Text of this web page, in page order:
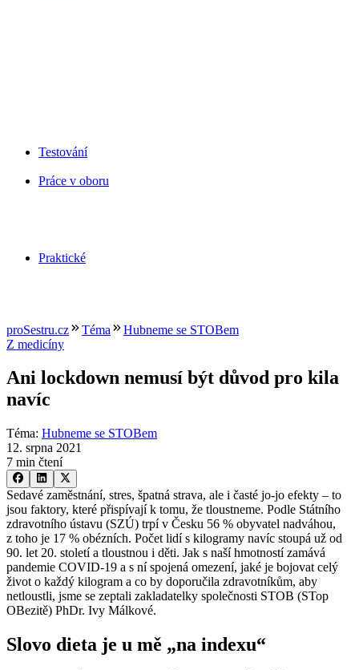
Testování
Práce v oboru
Praktické
proSestru.cz Téma
Hubneme se STOBem
Z medicíny
Ani lockdown nemusí být důvod pro kila
navíc
Téma: Hubneme se STOBem
12. srpna 2021
7 min čtení
Sedavé zaměstnání, stres, špatná strava, ale i časté jo-jo efekty –⁠ to
jsou faktory, které přispívají k tomu, že tloustneme. Podle Státního
zdravotního ústavu (SZÚ) trpí v Česku 56 % obyvatel nadváhou,
z toho je 17 % obézních. Počet lidí s kilogramy navíc stoupá už od
90. let 20. století a tloustnou i děti. Jak s naší hmotností zamává
pandemie COVID-19 a s ní spojená omezení, jaké je bojovat celý
život o každý kilogram a co by doporučila zdravotníkům, aby
netloustli, jsme se zeptali zakladatelky společnosti STOB (STop
OBezitě) PhDr. Ivy Málkové.
Slovo dieta je u mě „na indexu“